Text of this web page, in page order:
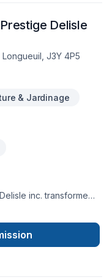
Delisle
J3Y 4P5
& Jardinage
inc. transforme
paysager, Arbres
Clôture, Cuisine,
Horticulture,